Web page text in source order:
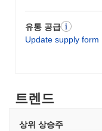
유통 공급
Update supply form
수 있도록 지원하는
자와 개발자 모두에
GIGA는 기가차드
기가차드는 2023년
트렌드
상위 상승주